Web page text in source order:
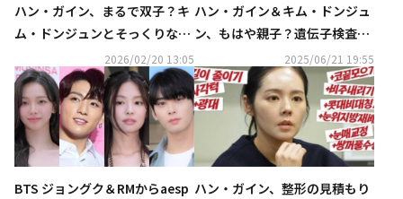
ハン・ガイン、まるで双子？キ
ム・ドンジュンとそっくりな男
2026/02/20 13:05
ハン・ガイン＆キム・ドンジュ
ン、もはや親子？遺伝子検査を
実施（動画あり）2025/06/21 19:55
BTS ジョングク＆RMからaesp ハン・ガイン、整形の見積もり